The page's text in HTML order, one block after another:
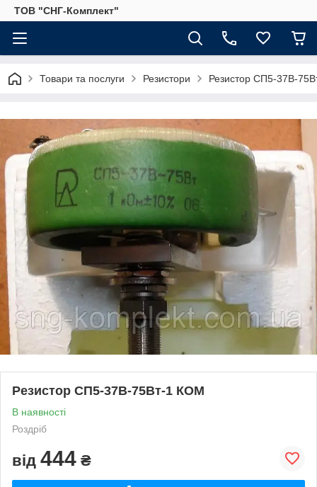
ТОВ "СНГ-Комплект"
Товари та послуги Резистори Резистор СП5-37В-
Резистор СП5-37В-75Вт-1 КОМ
В наявності
Роздріб
від 444 ₴